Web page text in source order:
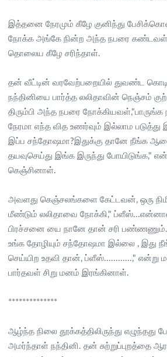
இத்தனை நேரமும் கீழே குனிந்து
நோக்க அங்கே நின்ற அந்த நபரை கண்டவள்
தொலைய கீழே சரிந்தாள்.
தன் வீட்டின் வரவேற்பறையில் துவண்ட
நந்தினியை பார்த்த லலிதாவின் நெஞ்சம்
திரும்பி அந்த நபரை நோக்கியவள்,"பாருங்க
நேரமா எந்த வித உணர்வும் இல்லாம படுத்து
இப்ப சந்தோஷமா?இதுக்கு தானே நீங்க
தயவுசெய்து இங்க இருந்து போயிடுங்க,"
கெஞ்சினாள்.
அவளது கெஞ்சலங்களை கேட்டவன், ஒரு
மீண்டும் லலிதாவை நோக்கி,"
பிரச்சனை யை நானே தான் சரி
உங்க தோழியும் சந்தோஷமா இல்லை , இது
செய்யிற உதவி தான், ப்ளீஸ்............," என்று
பார்தவள் சிறு மனம் இரங்கினாள்.
**************
ஆழ்ந்த நிலை தூக்கத்திலிருந்து எழுந்தது
அமர்ந்தாள் நந்தினி. தன் சுற்றுப்புறத்தை